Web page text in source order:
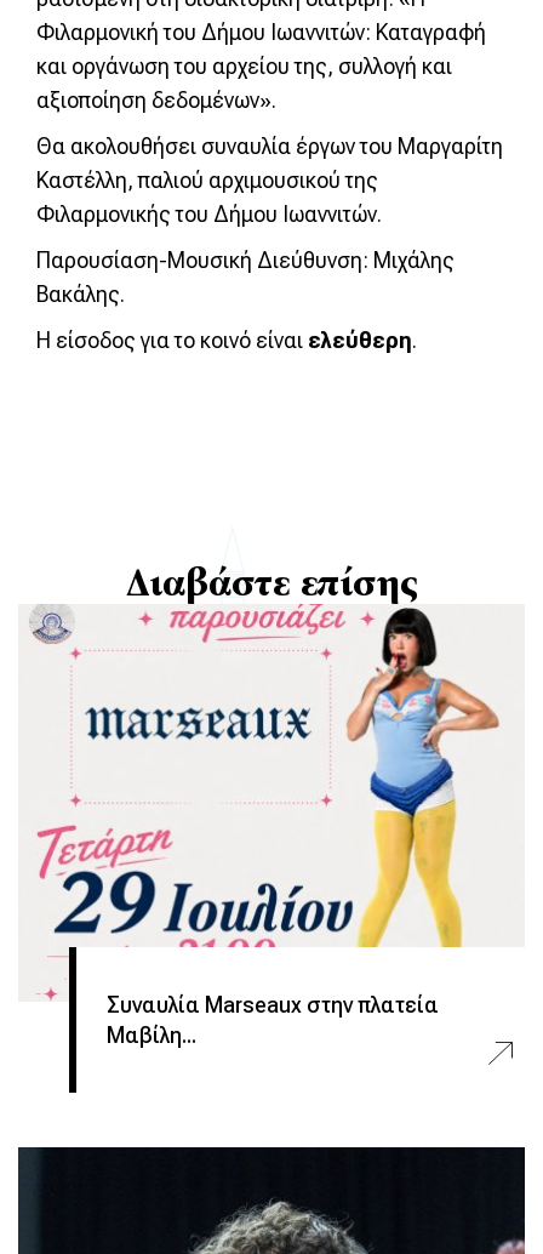
Φιλαρμονική του Δήμου Ιωαννιτών: Καταγραφή
και οργάνωση του αρχείου της, συλλογή και
αξιοποίηση δεδομένων».
Θα ακολουθήσει συναυλία έργων του Μαργαρίτη
Καστέλλη, παλιού αρχιμουσικού της
Φιλαρμονικής του Δήμου Ιωαννιτών.
Παρουσίαση-Μουσική Διεύθυνση: Μιχάλης
Βακάλης.
Η είσοδος για το κοινό είναι ελεύθερη.
Διαβάστε επίσης
Συναυλία Marseaux στην πλατεία
Μαβίλη...